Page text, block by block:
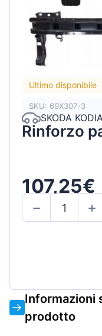
Ultimo disponibile
SKU: 69X307-3
SKODA
Rinforzo
107,25€
Informazioni
prodotto